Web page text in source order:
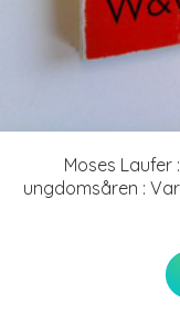
Moses Laufer
ungdomsåren :